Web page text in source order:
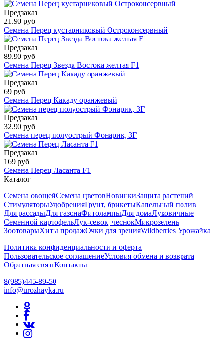
Предзаказ
21.90 руб
Семена Перец кустарниковый Остроконсервный
Предзаказ
89.90 руб
Семена Перец Звезда Востока желтая F1
Предзаказ
69 руб
Семена Перец Какаду оранжевый
Предзаказ
32.90 руб
Семена перец полуострый Фонарик, ЗГ
Предзаказ
169 руб
Семена Перец Ласанта F1
Каталог
Семена овощейСемена цветовНовинкиЗащита растений
СтимуляторыУдобренияГрунт, брикетыКапельный полив
Для рассадыДля газонаФитолампыДля домаЛуковичные
Семенной картофельЛук-севок, чеснокМикрозелень
ЗоотоварыХиты продажОчки для зренияWildberries Урожайка
Политика конфиденциальности и оферта
Пользовательское соглашениеУсловия обмена и возврата
Обратная связьКонтакты
8(985)445-89-50
info@urozhayka.ru